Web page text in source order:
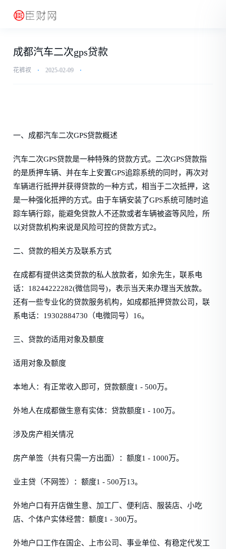
成都汽车二次gps贷款
花裤衩 ⋅ 2025-02-09 ⋅
一、成都汽车二次GPS贷款概述
汽车二次GPS贷款是一种特殊的贷款方式。二次GPS贷款指
的是质押车辆、并在车上安置GPS追踪系统的同时，再次对
车辆进行抵押并获得贷款的一种方式，相当于二次抵押，这
是一种强化抵押的方式。由于车辆安装了GPS系统可随时追
踪车辆行踪，能避免贷款人不还款或者车辆被盗等风险，所
以对贷款机构来说是风险可控的贷款方式2。
二、贷款的相关方及联系方式
在成都有提供这类贷款的私人放款者，如余先生，联系电
话：18244222282(微信同号)，表示当天来办理当天放款。
还有一些专业化的贷款服务机构，如成都抵押贷款公司，联
系电话：19302884730（电微同号）16。
三、贷款的适用对象及额度
适用对象及额度
本地人：有正常收入即可，贷款额度1 - 500万。
外地人在成都做生意有实体：贷款额度1 - 100万。
涉及房产相关情况
房产单签（共有只需一方出面）：额度1 - 1000万。
业主贷（不网签）：额度1 - 500万13。
外地户口有开店做生意、加工厂、便利店、服装店、小吃
店、个体户实体经营：额度1 - 300万。
外地户口工作在国企、上市公司、事业单位、有稳定代发工